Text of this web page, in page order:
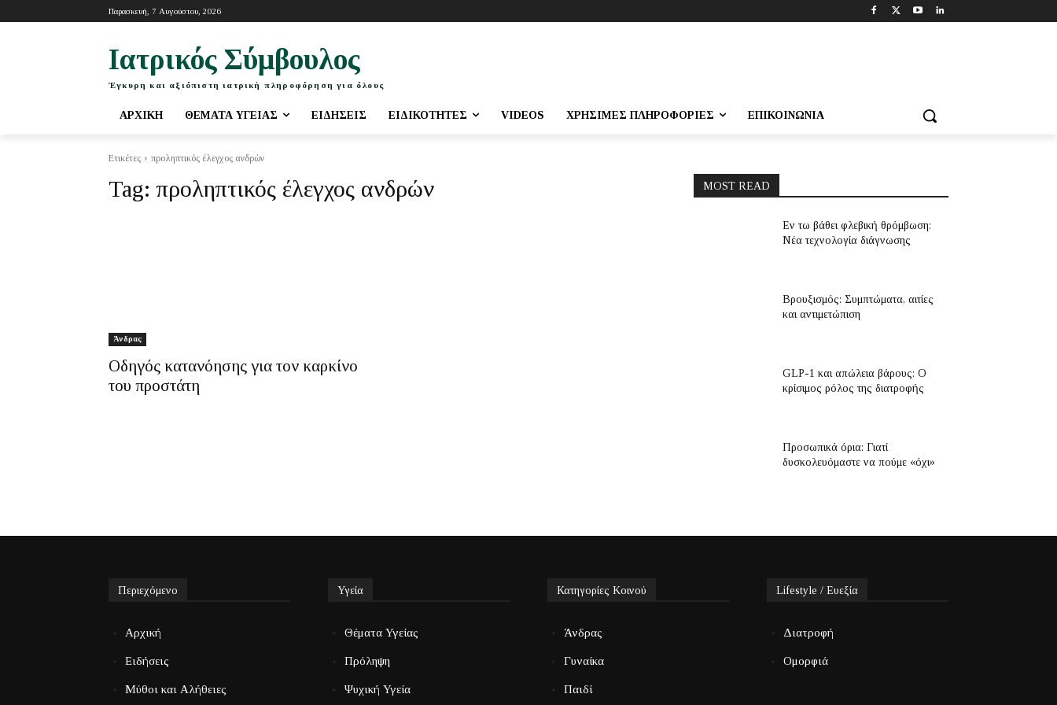
Παρασκευή, 7 Αυγούστου, 2026
Ιατρικός Σύμβουλος
Έγκυρη και αξιόπιστη ιατρική πληροφόρηση για όλους
ΑΡΧΙΚΉ ΘΈΜΑΤΑ ΥΓΕΊΑΣ ΕΙΔΉΣΕΙΣ ΕΙΔΙΚΌΤΗΤΕΣ VIDEOS ΧΡΉΣΙΜΕΣ ΠΛΗΡΟΦΟΡΊΕΣ ΕΠΙΚΟΙΝΩΝΊΑ
Ετικέτες προληπτικός έλεγχος ανδρών
Tag: προληπτικός έλεγχος ανδρών
Άνδρας
Οδηγός κατανόησης για τον καρκίνο
του προστάτη
MOST READ
Εν τω βάθει φλεβική θρόμβωση:
Νέα τεχνολογία διάγνωσης
Βρουξισμός: Συμπτώματα, αιτίες
και αντιμετώπιση
GLP-1 και απώλεια βάρους: Ο
κρίσιμος ρόλος της διατροφής
Προσωπικά όρια: Γιατί
δυσκολευόμαστε να πούμε «όχι»
Περιεχόμενο
Αρχική
Ειδήσεις
Μύθοι και Αλήθειες
Υγεία
Θέματα Υγείας
Πρόληψη
Ψυχική Υγεία
Κατηγορίες Κοινού
Άνδρας
Γυναίκα
Παιδί
Lifestyle / Ευεξία
Διατροφή
Ομορφιά